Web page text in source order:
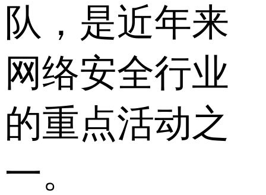
队，是近年来
网络安全行业
的重点活动之
一。